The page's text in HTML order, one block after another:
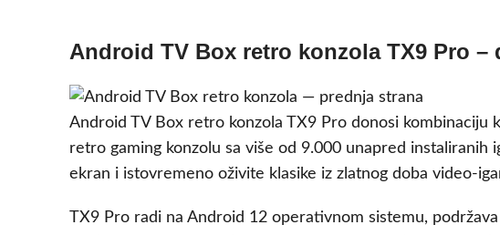
Android TV Box retro konzola TX9 Pro
Android TV Box retro konzola TX9 Pro donosi
retro gaming konzolu sa više od 9.000 unapred
ekran i istovremeno oživite klasike iz zlatnog doba video-
TX9 Pro radi na Android 12 operativnom sistemu,